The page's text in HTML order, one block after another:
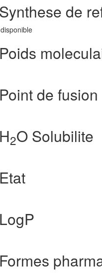
de
de fusion
2O Solubilite